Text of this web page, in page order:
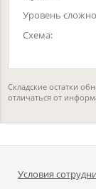
Уровень
Схема:
Складские остатки
отличаться от
Условия